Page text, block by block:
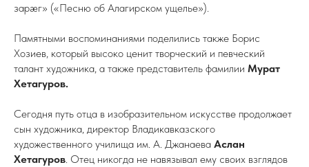
зарæг» («Песню об Алагирском ущелье»).
Памятными воспоминаниями поделились также Борис
Хозиев, который высоко ценит творческий и певческий
талант художника, а также представитель фамилии Мурат
Хетагуров.
Сегодня путь отца в изобразительном искусстве продолжает
сын художника, директор Владикавказского
художественного училища им. А. Джанаева Аслан
Хетагуров. Отец никогда не навязывал ему своих взглядов